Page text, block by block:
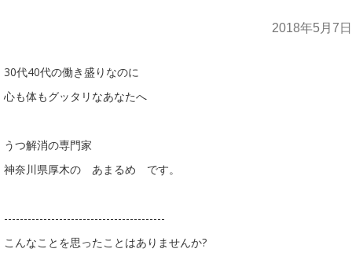
2018年5月7日
30代40代の働き盛りなのに
心も体もグッタリなあなたへ
うつ解消の専門家
神奈川県厚木の あまるめ です。
-----------------------------------------
こんなことを思ったことはありませんか?